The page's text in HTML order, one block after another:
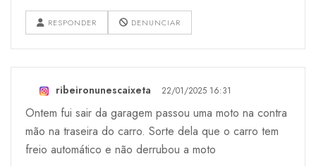
RESPONDER DENUNCIAR
ribeironunescaixeta 22/01/2025 16:31
Ontem fui sair da garagem passou uma moto na contra
mão na traseira do carro. Sorte dela que o carro tem
freio automático e não derrubou a moto